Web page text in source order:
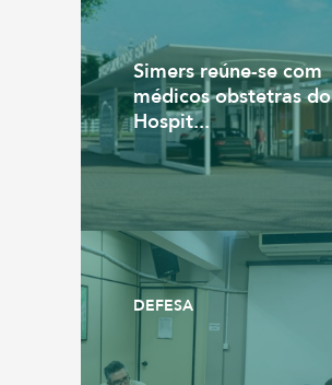
Simers reúne-se com
médicos obstetras do
Hospit...
DEFESA